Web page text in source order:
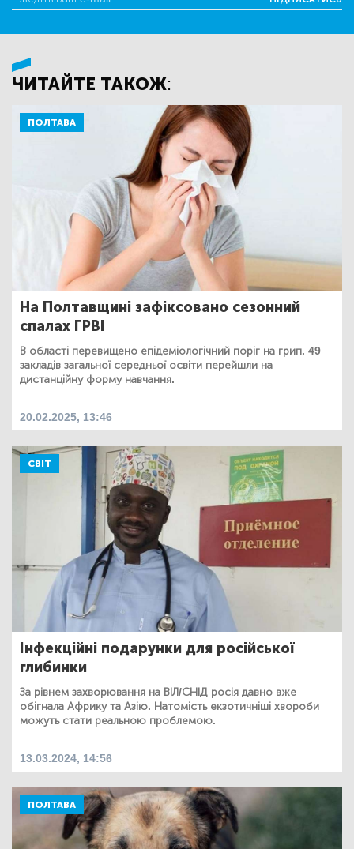
ЧИТАЙТЕ ТАКОЖ:
ПОЛТАВА
На Полтавщині зафіксовано сезонний
спалах ГРВІ
В області перевищено епідеміологічний поріг на грип. 49
закладів загальної середньої освіти перейшли на
дистанційну форму навчання.
20.02.2025, 13:46
СВІТ
Інфекційні подарунки для російської
глибинки
За рівнем захворювання на ВІЛ/СНІД росія давно вже
обігнала Африку та Азію. Натомість екзотичніші хвороби
можуть стати реальною проблемою.
13.03.2024, 14:56
ПОЛТАВА